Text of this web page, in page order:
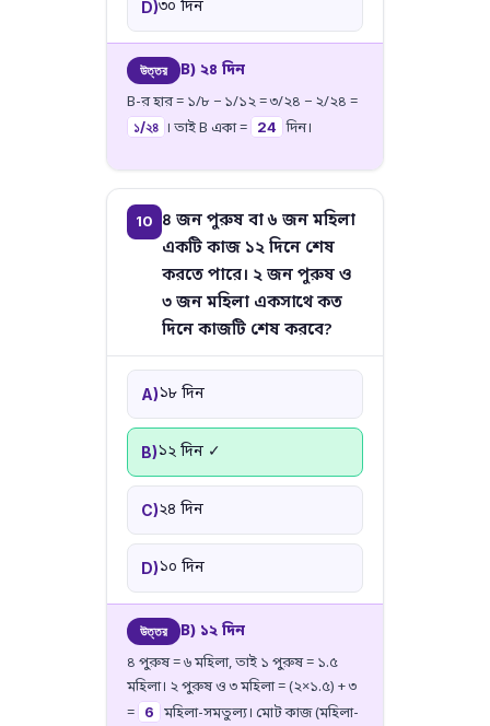
D)৩০ দিন
উত্তর B) ২৪ দিন
B-র হার = ১/৮ − ১/১২ = ৩/২৪ − ২/২৪ =
১/২৪ । তাই B একা = 24 দিন।
10
৪ জন পুরুষ বা ৬ জন মহিলা
একটি কাজ ১২ দিনে শেষ
করতে পারে। ২ জন পুরুষ ও
৩ জন মহিলা একসাথে কত
দিনে কাজটি শেষ করবে?
A)১৮ দিন
B)১২ দিন ✓
C)২৪ দিন
D)১০ দিন
উত্তর B) ১২ দিন
৪ পুরুষ = ৬ মহিলা, তাই ১ পুরুষ = ১.৫
মহিলা। ২ পুরুষ ও ৩ মহিলা = (২×১.৫) + ৩
=
6
মহিলা-সমতুল্য। মোট কাজ (মহিলা-